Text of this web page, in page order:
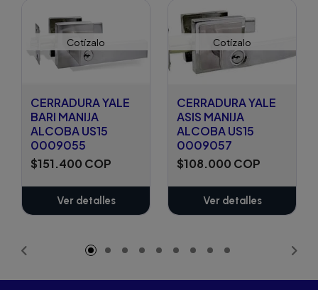
Cotízalo
CERRADURA YALE
BARI MANIJA
ALCOBA US15
0009055
$151.400 COP
Ver detalles
Cotízalo
CERRADURA YALE
ASIS MANIJA
ALCOBA US15
0009057
$108.000 COP
Ver detalles